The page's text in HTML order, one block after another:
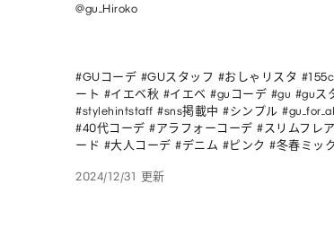
@gu_Hiroko
#GUコーデ #GUスタッフ #おしゃリスタ
ート #イエベ秋 #イエベ #guコーデ #gu #guス
#stylehintstaff #sns掲載中 #シンプル
#40代コーデ #アラフォーコーデ #スリムフレ
ード #大人コーデ #デニム #ピンク #冬春ミッ
2024/12/31 更新